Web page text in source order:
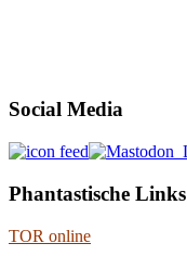
Social Media
Phantastische Links
TOR online